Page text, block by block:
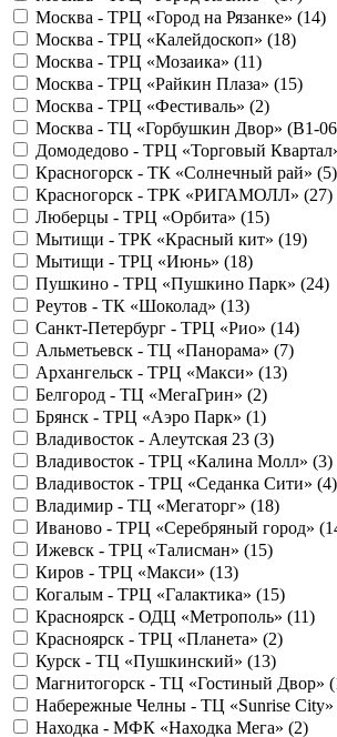
Москва - ТРЦ «Город на Рязанке» (14)
Москва - ТРЦ «Калейдоскоп» (18)
Москва - ТРЦ «Мозаика» (11)
Москва - ТРЦ «Райкин Плаза» (15)
Москва - ТРЦ «Фестиваль» (2)
Москва - ТЦ «Горбушкин Двор» (B1-
Домодедово - ТРЦ «Торговый
Красногорск - ТК «Солнечный рай» (5)
Красногорск - ТРК «РИГАМОЛЛ» (27)
Люберцы - ТРЦ «Орбита» (15)
Мытищи - ТРК «Красный кит» (19)
Мытищи - ТРЦ «Июнь» (18)
Пушкино - ТРЦ «Пушкино Парк» (24)
Реутов - ТК «Шоколад» (13)
Санкт-Петербург - ТРЦ «Рио» (14)
Альметьевск - ТЦ «Панорама» (7)
Архангельск - ТРЦ «Макси» (13)
Белгород - ТЦ «МегаГрин» (2)
Брянск - ТРЦ «Аэро Парк» (1)
Владивосток - Алеутская 23 (3)
Владивосток - ТРЦ «Калина Молл» (3)
Владивосток - ТРЦ «Седанка Сити» (4)
Владимир - ТЦ «Мегаторг» (18)
Иваново - ТРЦ «Серебряный город» (
Ижевск - ТРЦ «Талисман» (15)
Киров - ТРЦ «Макси» (13)
Когалым - ТРЦ «Галактика» (15)
Красноярск - ОДЦ «Метрополь» (11)
Красноярск - ТРЦ «Планета» (2)
Курск - ТЦ «Пушкинский» (13)
Магнитогорск - ТЦ «Гостиный Двор» (
Набережные Челны - ТЦ «Sunrise City»
Находка - МФК «Находка Мега» (2)